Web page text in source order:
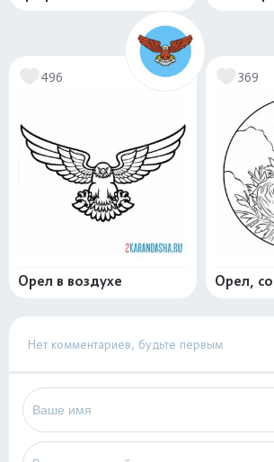
496
Орел в воздухе
369
Орел,
Нет комментариев, будьте первым